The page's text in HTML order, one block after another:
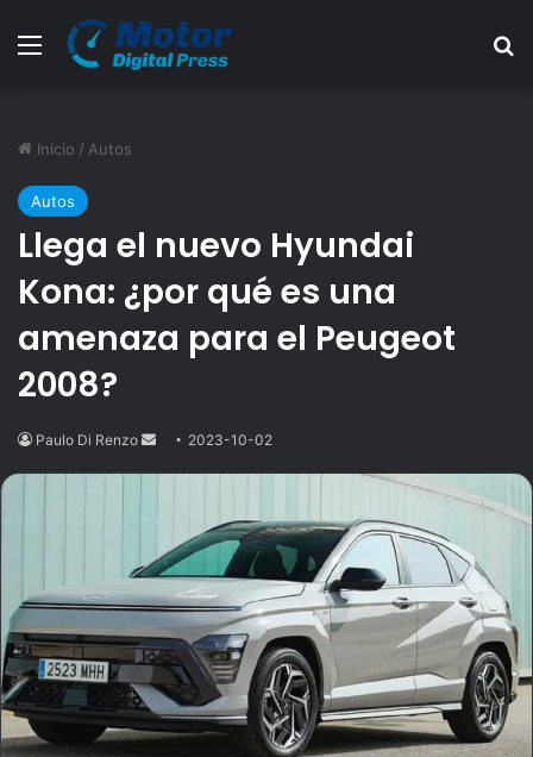
Menú
Inicio / Autos
Autos
Llega el nuevo Hyundai
Kona: ¿por qué es una
amenaza para el Peugeot
2008?
Paulo Di Renzo
Send2023-10-02